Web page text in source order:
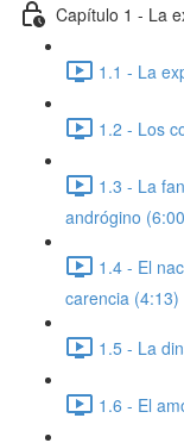
Capítulo 1 - La
1.1 - La
1.2 - Los
1.3 - La
andrógino
1.4 - El
carencia (4:13)
1.5 - La
1.6 - El